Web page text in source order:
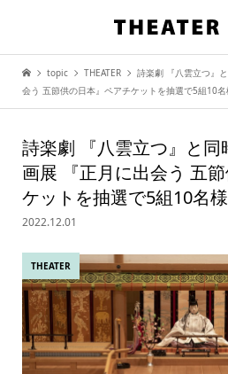
topic THEATER
詩楽劇 『八雲立つ』
会う 五節供の日本』ペアチケットを抽選で5組10名
詩楽劇 『八雲立つ』と
画展 『正月に出会う 五
ケットを抽選で5組10名
2022.12.01
THEATER